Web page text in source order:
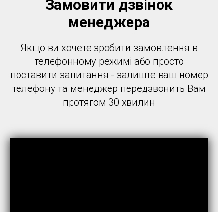
Замовити дзвінок
менеджера
Якщо ви хочете зробити замовлення в
телефонному режимі або просто
поставити запитання - залиште ваш номер
телефону та менеджер передзвонить Вам
протягом 30 хвилин